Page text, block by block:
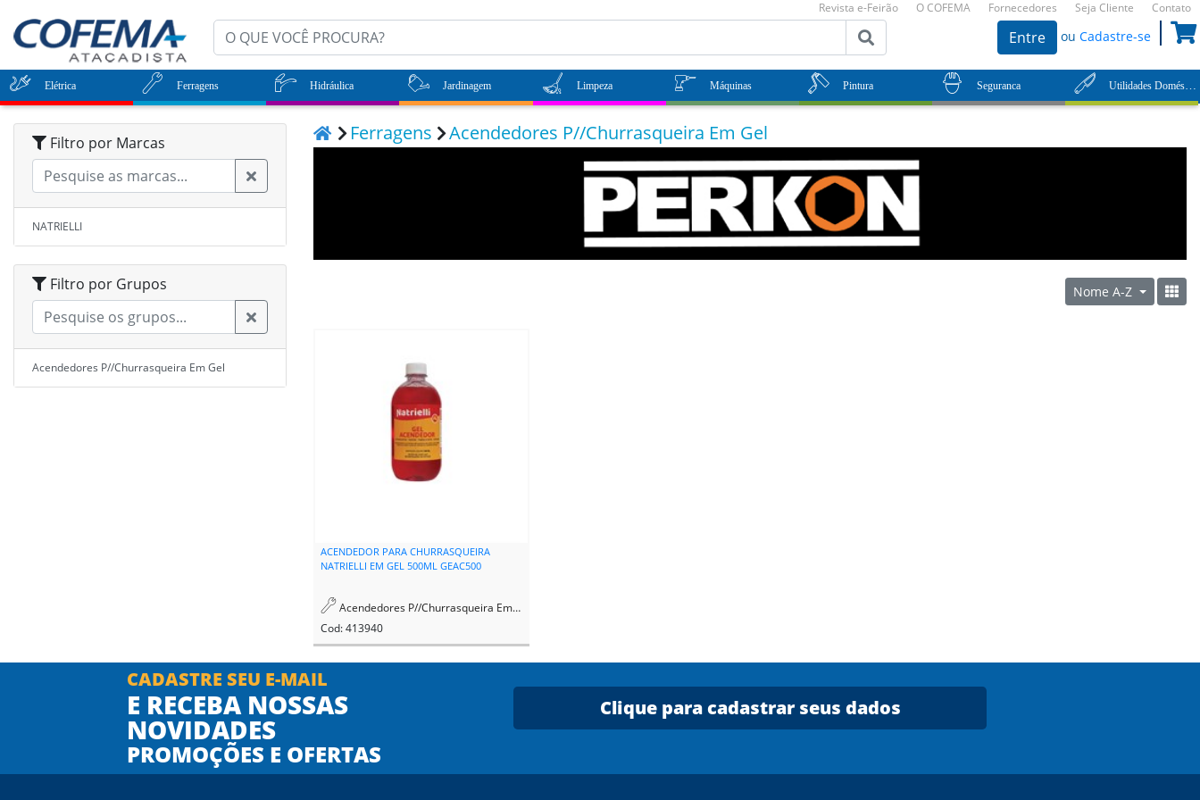
Revista e-Feirão O COFEMA Fornecedores Seja Cliente Contato
Entre ou Cadastre-se
Elétrica Ferragens Hidráulica Jardinagem Limpeza Máquinas Pintura Seguranca Utilidades Domésticas
Filtro por Marcas
NATRIELLI
Filtro por Grupos
Acendedores P//Churrasqueira Em Gel
Ferragens Acendedores P//Churrasqueira Em Gel
Nome A-Z
ACENDEDOR PARA CHURRASQUEIRA
NATRIELLI EM GEL 500ML GEAC500
Acendedores P//Churrasqueira Em Gel
Cod: 413940
CADASTRE SEU E-MAIL
E RECEBA NOSSAS
NOVIDADES
PROMOÇÕES E OFERTAS
Clique para cadastrar seus dados